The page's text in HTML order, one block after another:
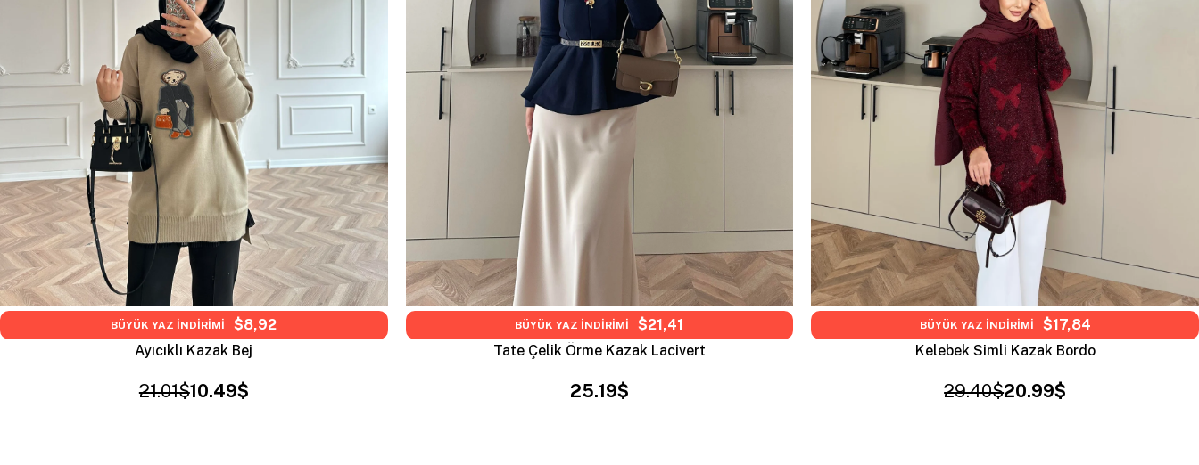
Ayıcıklı Kazak Bej
10.49$
21.01$
BÜYÜK YAZ İNDİRİMİ
$8,92
Tate Çelik Örme Kazak Lacivert
25.19$
BÜYÜK YAZ İNDİRİMİ
$21,41
Kelebek Simli Kazak Bordo
20.99$
29.40$
BÜYÜK YAZ İNDİRİMİ $17,84